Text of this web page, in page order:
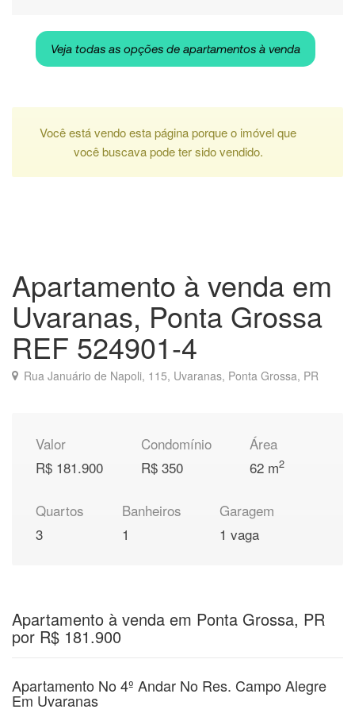
Veja todas as opções de apartamentos à venda
Você está vendo esta página porque o imóvel que
você buscava pode ter sido vendido.
Apartamento à venda em
Uvaranas, Ponta Grossa
REF 524901-4
Rua Januário de Napoli, 115, Uvaranas, Ponta Grossa, PR
Valor
R$ 181.900
Condomínio
R$ 350
Área
62 m2
Quartos
3
Banheiros
1
Garagem
1 vaga
Apartamento à venda em Ponta Grossa, PR
por R$ 181.900
Apartamento No 4º Andar No Res. Campo Alegre
Em Uvaranas